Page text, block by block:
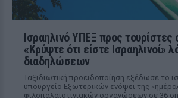
Ισραηλινό ΥΠΕΞ προς τουρίστες
«Κρύψτε ότι είστε Ισραηλινοί»
διαδηλώσεων
Ταξιδιωτική προειδοποίηση εξέδωσε το
υπουργείο Εξωτερικών ενόψει της
φιλοπαλαιστινιακών οργανώσεων σε 36